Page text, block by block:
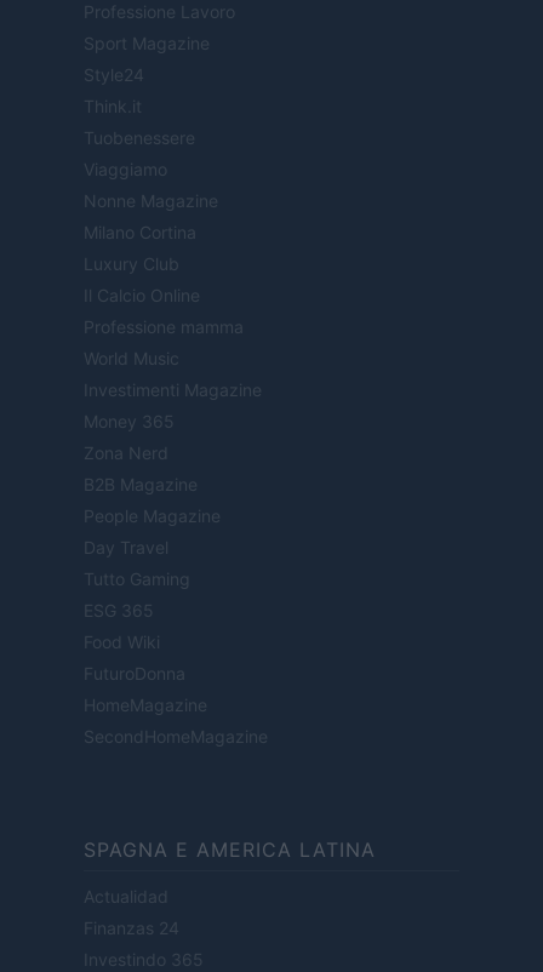
Professione Lavoro
Sport Magazine
Style24
Think.it
Tuobenessere
Viaggiamo
Nonne Magazine
Milano Cortina
Luxury Club
Il Calcio Online
Professione mamma
World Music
Investimenti Magazine
Money 365
Zona Nerd
B2B Magazine
People Magazine
Day Travel
Tutto Gaming
ESG 365
Food Wiki
FuturoDonna
HomeMagazine
SecondHomeMagazine
SPAGNA E AMERICA LATINA
Actualidad
Finanzas 24
Investindo 365